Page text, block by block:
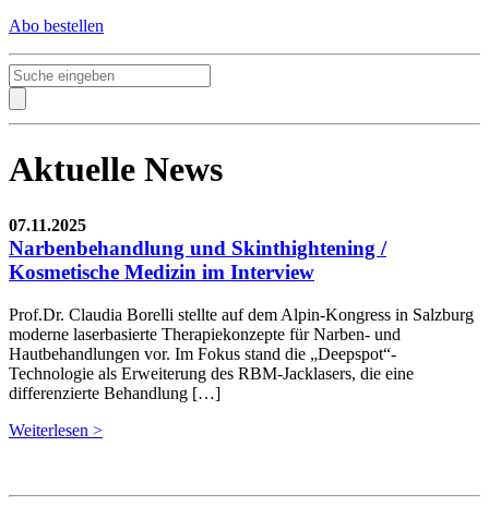
Abo bestellen
Aktuelle News
07.11.2025
Narbenbehandlung und Skinthightening /
Kosmetische Medizin im Interview
Prof.Dr. Claudia Borelli stellte auf dem Alpin-Kongress in Salzburg
moderne laserbasierte Therapiekonzepte für Narben- und
Hautbehandlungen vor. Im Fokus stand die „Deepspot“-
Technologie als Erweiterung des RBM-Jacklasers, die eine
differenzierte Behandlung […]
Weiterlesen >